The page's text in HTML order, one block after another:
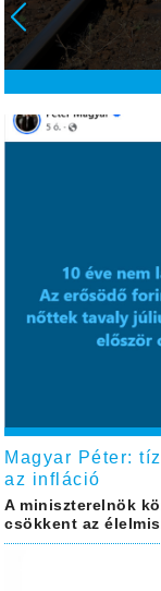
Magyar Péter:
az infláció
A miniszterelnök
csökkent az